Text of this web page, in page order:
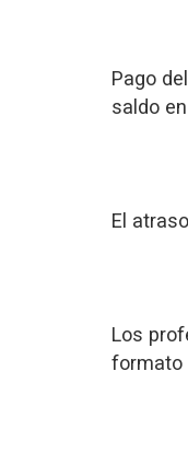
Pago
saldo
El
Los
formato